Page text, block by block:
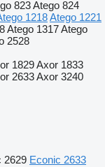
823Atego 824
1218Atego 1221
Atego 1317Atego
2528
1829Axor 1833
2633Axor 3240
2629 Econic 2633